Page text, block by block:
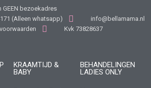
GEEN bezoekadres
(Alleen whatsapp)
info@bellamama.nl
Kvk 73828637
KRAAMTIJD &
BABY
BEHANDELINGEN
LADIES ONLY